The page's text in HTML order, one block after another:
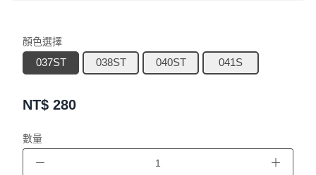
顏色選擇
037ST 038ST 040ST 041S
NT$ 280
數量
－ ＋